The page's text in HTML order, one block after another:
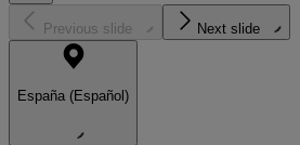
Previous slide Next slide
España (Español)